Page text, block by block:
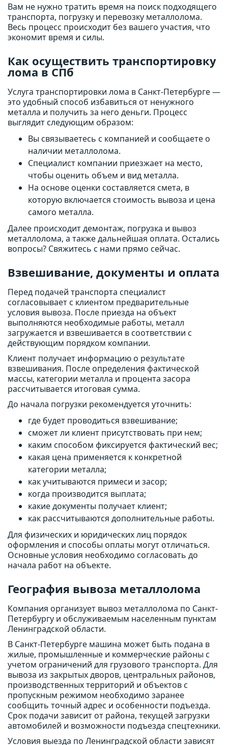
Вам не нужно тратить время на поиск подходящего
транспорта, погрузку и перевозку металлолома.
Весь процесс происходит без вашего участия, что
экономит время и силы.
Как осуществить транспортировку
лома в СПб
Услуга транспортировки лома в Санкт-Петербурге —
это удобный способ избавиться от ненужного
металла и получить за него деньги. Процесс
выглядит следующим образом:
Вы связываетесь с компанией и сообщаете о
наличии металлолома.
Специалист компании приезжает на место,
чтобы оценить объем и вид металла.
На основе оценки составляется смета, в
которую включается стоимость вывоза и цена
самого металла.
Далее происходит демонтаж, погрузка и вывоз
металлолома, а также дальнейшая оплата. Остались
вопросы? Свяжитесь с нами прямо сейчас.
Взвешивание, документы и оплата
Перед подачей транспорта специалист
согласовывает с клиентом предварительные
условия вывоза. После приезда на объект
выполняются необходимые работы, металл
загружается и взвешивается в соответствии с
действующим порядком компании.
Клиент получает информацию о результате
взвешивания. После определения фактической
массы, категории металла и процента засора
рассчитывается итоговая сумма.
До начала погрузки рекомендуется уточнить:
где будет проводиться взвешивание;
сможет ли клиент присутствовать при нем;
каким способом фиксируется фактический вес;
какая цена применяется к конкретной
категории металла;
как учитываются примеси и засор;
когда производится выплата;
какие документы получает клиент;
как рассчитываются дополнительные работы.
Для физических и юридических лиц порядок
оформления и способы оплаты могут отличаться.
Основные условия необходимо согласовать до
начала работ на объекте.
География вывоза металлолома
Компания организует вывоз металлолома по Санкт-
Петербургу и обслуживаемым населенным пунктам
Ленинградской области.
В Санкт-Петербурге машина может быть подана в
жилые, промышленные и коммерческие районы с
учетом ограничений для грузового транспорта. Для
вывоза из закрытых дворов, центральных районов,
производственных территорий и объектов с
пропускным режимом необходимо заранее
сообщить точный адрес и особенности подъезда.
Срок подачи зависит от района, текущей загрузки
автомобилей и возможности подъезда спецтехники.
Условия выезда по Ленинградской области зависят